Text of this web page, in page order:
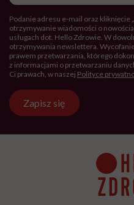
Podanie adresu e-mail oraz kliknięcie
otrzymywanie wiadomości o
usługach dot. Hello Zdrowie. W
otrzymywania newslettera.
prawem przetwarzania, którego
z informacjami o przetwarzaniu
Ci prawach, w naszej Polityce
Zapisz się